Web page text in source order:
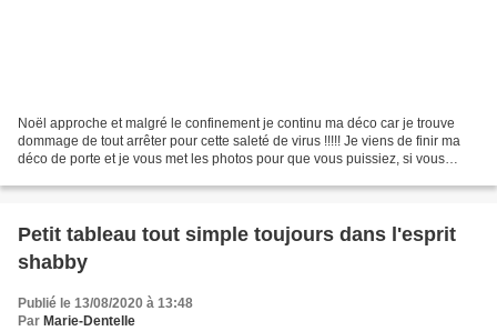
Noël approche et malgré le confinement je continu ma déco car je trouve
dommage de tout arrêter pour cette saleté de virus !!!!! Je viens de finir ma
déco de porte et je vous met les photos pour que vous puissiez, si vous
Petit tableau tout simple toujours dans l'esprit
shabby
Publié le 13/08/2020 à 13:48
Par Marie-Dentelle